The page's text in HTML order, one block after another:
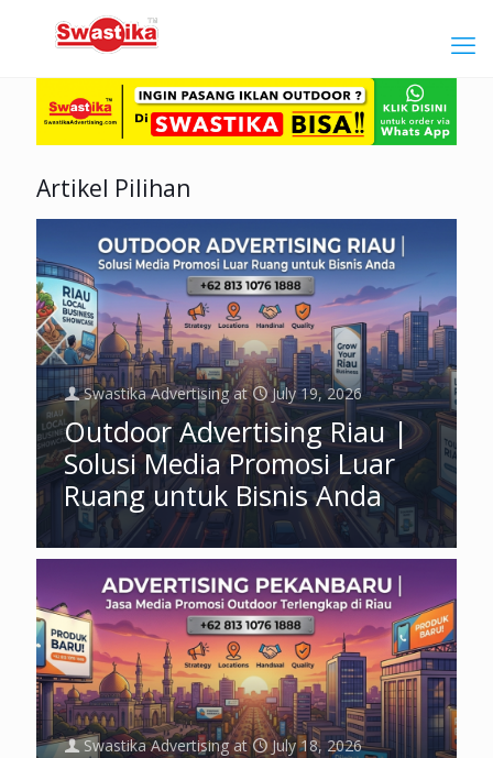
Artikel Pilihan
Swastika Advertising at July 19, 2026
Outdoor Advertising Riau |
Solusi Media Promosi Luar
Ruang untuk Bisnis Anda
Swastika Advertising at July 18, 2026